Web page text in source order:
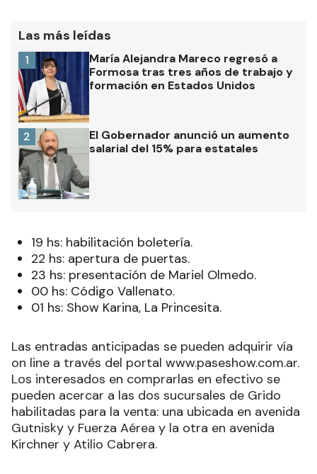
Las más leídas
María Alejandra Mareco regresó a
Formosa tras tres años de trabajo y
formación en Estados Unidos
1
El Gobernador anunció un aumento
salarial del 15% para estatales
2
19 hs: habilitación boletería.
22 hs: apertura de puertas.
23 hs: presentación de Mariel Olmedo.
00 hs: Código Vallenato.
01 hs: Show Karina, La Princesita.
Las entradas anticipadas se pueden adquirir vía
on line a través del portal www.paseshow.com.ar.
Los interesados en comprarlas en efectivo se
pueden acercar a las dos sucursales de Grido
habilitadas para la venta: una ubicada en avenida
Gutnisky y Fuerza Aérea y la otra en avenida
Kirchner y Atilio Cabrera.